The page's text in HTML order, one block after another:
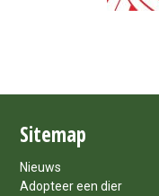
Sitemap
Nieuws
Adopteer een dier